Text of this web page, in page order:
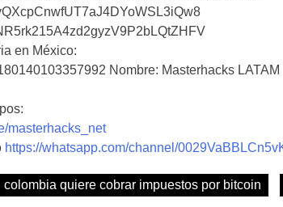
en México:
Nombre: Masterhacks
masterhacks_net
https://whatsapp.com/channel/
colombia quiere cobrar impuestos por bitcoin